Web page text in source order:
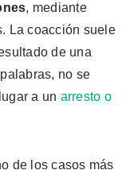
, mediante
La coacción suele
de una
no se
a un arresto o
de los casos más